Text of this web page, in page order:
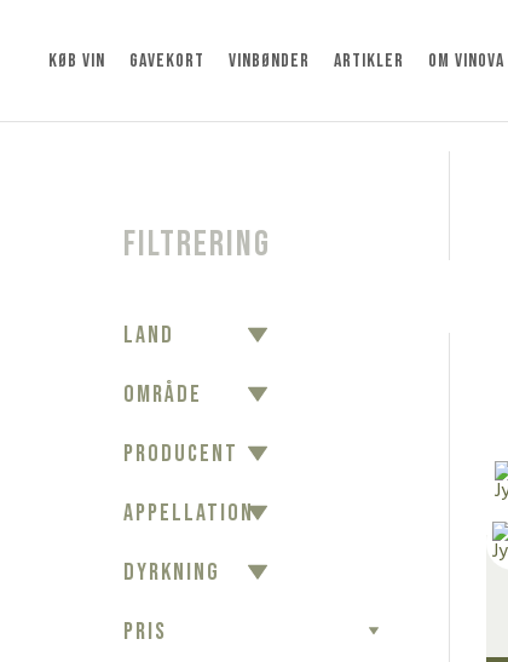
KØB VIN GAVEKORT VINBØNDER ARTIKLER OM VINOVA
Filtrering
LAND
OMRÅDE
PRODUCENT
APPELLATION
DYRKNING
PRIS